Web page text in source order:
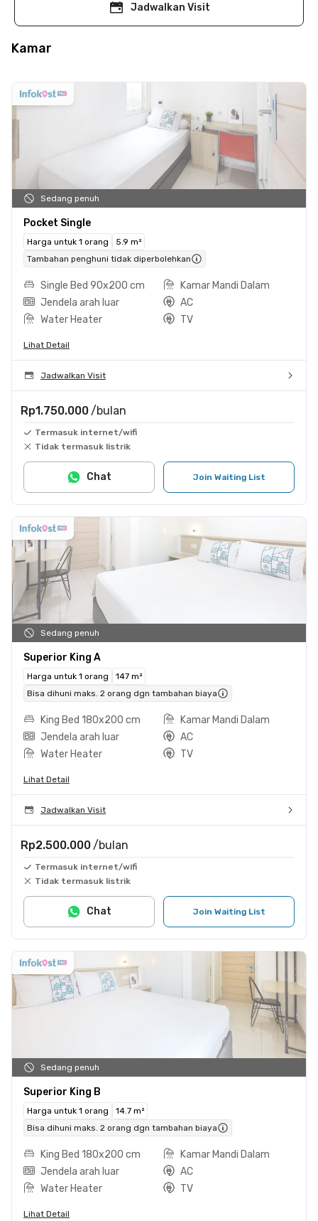
Jadwalkan Visit
Kamar
Sedang penuh
Pocket Single
Harga untuk 1 orang
5.9 m²
Tambahan penghuni tidak diperbolehkan
Single Bed 90x200 cm
Kamar Mandi Dalam
Jendela arah luar
AC
Water Heater
TV
Lihat Detail
Jadwalkan Visit
Rp1.750.000 /bulan
Termasuk internet/wifi
Tidak termasuk listrik
Join Waiting List
Chat
Sedang penuh
Superior King A
Harga untuk 1 orang
147 m²
Bisa dihuni maks. 2 orang dgn tambahan biaya
King Bed 180x200 cm
Kamar Mandi Dalam
Jendela arah luar
AC
Water Heater
TV
Lihat Detail
Jadwalkan Visit
Rp2.500.000 /bulan
Termasuk internet/wifi
Tidak termasuk listrik
Join Waiting List
Chat
Sedang penuh
Superior King B
Harga untuk 1 orang
14.7 m²
Bisa dihuni maks. 2 orang dgn tambahan biaya
King Bed 180x200 cm
Kamar Mandi Dalam
Jendela arah luar
AC
Water Heater
TV
Lihat Detail